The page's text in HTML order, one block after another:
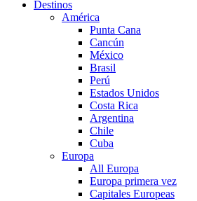
Destinos
América
Punta Cana
Cancún
México
Brasil
Perú
Estados Unidos
Costa Rica
Argentina
Chile
Cuba
Europa
All Europa
Europa primera vez
Capitales Europeas